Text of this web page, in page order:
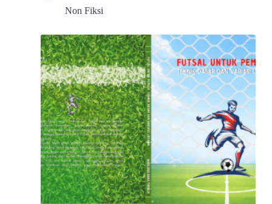
Non Fiksi